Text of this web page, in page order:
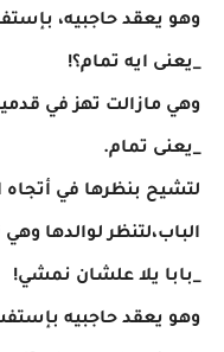
وهو يعقد حاجبيه،
_يعنى ايه تمام؟!
وهي مازالت تهز في
_يعنى تمام.
لتشيح بنظرها في أتجاه
الباب،لتنظر لوالدها
_بابا يلا علشان نمشي!
وهو يعقد حاجبيه